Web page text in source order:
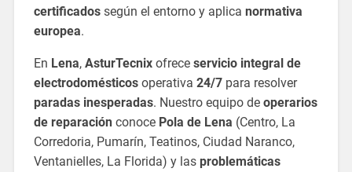
certificadossegún el entorno y aplica normativa
europea.
En Lena, AsturTecnixofrece servicio integral de
electrodomésticosoperativa 24/7para resolver
paradas inesperadas. Nuestro equipo de operarios
de reparaciónconoce Pola de Lena (Centro, La
Corredoria, Pumarín, Teatinos, Ciudad Naranco,
Ventanielles, La Florida) y las problemáticas